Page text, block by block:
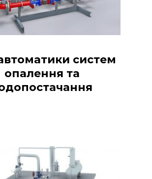
систем
опалення та